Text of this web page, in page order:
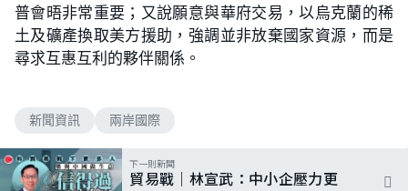
普會晤非常重要；又說願意與華府交易，以烏克蘭的稀
土及礦產換取美方援助，強調並非放棄國家資源，而是
尋求互惠互利的夥伴關係。
新聞資訊 兩岸國際
下一則新聞
貿易戰｜林宣武：中小企壓力更